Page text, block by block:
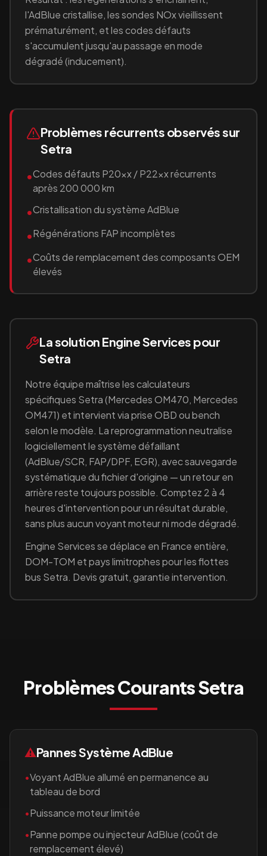
l'AdBlue cristallise, les sondes NOx vieillissent
prématurément, et les codes défauts
s'accumulent jusqu'au passage en mode
dégradé (inducement).
Problèmes récurrents observés sur
Setra
•Codes défauts P20xx / P22xx récurrents
après 200 000 km
•Cristallisation du système AdBlue
•Régénérations FAP incomplètes
•Coûts de remplacement des composants OEM
élevés
La solution Engine Services pour
Setra
Notre équipe maîtrise les calculateurs
spécifiques Setra(Mercedes OM470, Mercedes
OM471) et intervient via prise OBD ou bench
selon le modèle. La reprogrammation neutralise
logiciellement le système défaillant
(AdBlue/SCR, FAP/DPF, EGR), avec sauvegarde
systématique du fichier d'origine — un retour en
arrière reste toujours possible. Comptez 2 à 4
heures d'intervention pour un résultat durable,
sans plus aucun voyant moteur ni mode dégradé.
Engine Services se déplace en France entière,
DOM-TOM et pays limitrophes pour les flottes
bus Setra. Devis gratuit, garantie intervention.
Problèmes CourantsSetra
⚠️Pannes Système AdBlue
•Voyant AdBlue allumé en permanence au
tableau de bord
•Puissance moteur limitée
•Panne pompe ou injecteur AdBlue (coût de
remplacement élevé)